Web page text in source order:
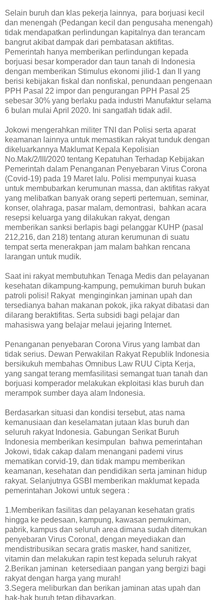
Selain buruh dan klas pekerja lainnya, para borjuasi kecil
dan menengah (Pedangan kecil dan pengusaha menengah)
tidak mendapatkan perlindungan kapitalnya dan terancam
bangrut akibat dampak dari pembatasan aktifitas.
Pemerintah hanya memberikan perlindungan kepada
borjuasi besar komperador dan taun tanah di Indonesia
dengan memberikan Stimulus ekonomi jilid-1 dan II yang
berisi kebijakan fiskal dan nonfiskal, penundaan pengenaan
PPH Pasal 22 impor dan pengurangan PPH Pasal 25
sebesar 30% yang berlaku pada industri Manufaktur selama
6 bulan mulai April 2020. Ini sangatlah tidak adil.
Jokowi mengerahkan militer TNI dan Polisi serta aparat
keamanan lainnya untuk memastikan rakyat tunduk dengan
dikeluarkannya Maklumat Kepala Kepolisian
No.Mak/2/III/2020 tentang Kepatuhan Terhadap Kebijakan
Pemerintah dalam Penanganan Penyebaran Virus Corona
(Covid-19) pada 19 Maret lalu. Polisi mempunyai kuasa
untuk membubarkan kerumunan massa, dan aktifitas rakyat
yang melibatkan banyak orang seperti pertemuan, seminar,
konser, olahraga, pasar malam, demontrasi, bahkan acara
resepsi keluarga yang dilakukan rakyat, dengan
memberikan sanksi berlapis bagi pelanggar KUHP (pasal
212,216, dan 218) tentang aturan kerumunan di suatu
tempat serta menerakpan jam malam bahkan rencana
larangan untuk mudik.
Saat ini rakyat membutuhkan Tenaga Medis dan pelayanan
kesehatan dikampung-kampung, pemukiman buruh bukan
patroli polisi! Rakyat menginginkan jaminan upah dan
tersedianya bahan makanan pokok, jika rakyat dibatasi dan
dilarang beraktifitas. Serta subsidi bagi pelajar dan
mahasiswa yang belajar melaui jejaring Internet.
Penanganan penyebaran Corona Virus yang lambat dan
tidak serius. Dewan Perwakilan Rakyat Republik Indonesia
bersikukuh membahas Omnibus Law RUU Cipta Kerja,
yang sangat terang memfasilitasi semangat tuan tanah dan
borjuasi komperador melakukan ekploitasi klas buruh dan
merampok sumber daya alam Indonesia.
Berdasarkan situasi dan kondisi tersebut, atas nama
kemanusiaan dan keselamatan jutaan klas buruh dan
seluruh rakyat Indonesia. Gabungan Serikat Buruh
Indonesia memberikan kesimpulan bahwa pemerintahan
Jokowi, tidak cakap dalam menangani pademi virus
mematikan corvid-19, dan tidak mampu memberikan
keamanan, kesehatan dan pendidikan serta jaminan hidup
rakyat. Selanjutnya GSBI memberikan maklumat kepada
pemerintahan Jokowi untuk segera :
1.Memberikan fasilitas dan pelayanan kesehatan gratis
hingga ke pedesaan, kampung, kawasan pemukiman,
pabrik, kampus dan seluruh area dimana sudah ditemukan
penyebaran Virus Corona!, dengan meyediakan dan
mendistribusikan secara gratis masker, hand sanitizer,
vitamin dan melakukan rapin test kepada seluruh rakyat
2.Berikan jaminan ketersediaan pangan yang bergizi bagi
rakyat dengan harga yang murah!
3.Segera meliburkan dan berikan jaminan atas upah dan
hak-hak buruh tetap dibayarkan.